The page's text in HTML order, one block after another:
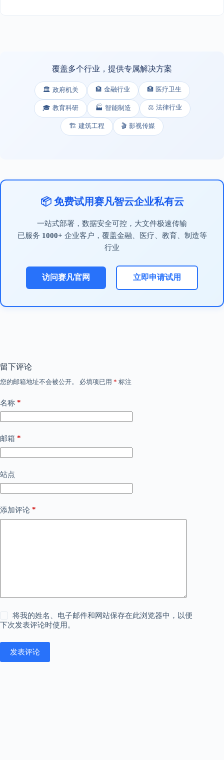
覆盖多个行业，提供专属解决方案
🏛️ 政府机关 🏦 金融行业 🏥 医疗卫生
🎓 教育科研 🏭 智能制造 ⚖️ 法律行业
🏗️ 建筑工程 🎬 影视传媒
📦 免费试用赛凡智云企业私有云
一站式部署，数据安全可控，大文件极速传输
已服务 1000+ 企业客户，覆盖金融、医疗、教育、制造等
行业
访问赛凡官网 立即申请试用
留下评论
您的邮箱地址不会被公开。 必填项已用 * 标注
名称 *
邮箱 *
站点
添加评论 *
将我的姓名、电子邮件和网站保存在此浏览器中，以便
下次发表评论时使用。
发表评论